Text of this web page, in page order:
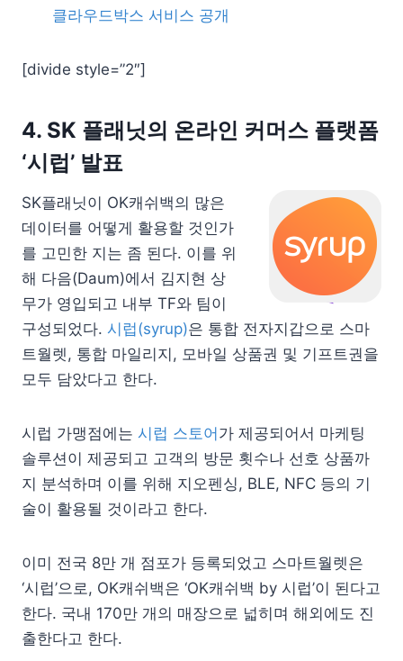
클라우드박스 서비스 공개
[divide style=”2″]
4. SK 플래닛의 온라인 커머스 플랫폼
‘시럽’ 발표
SK플래닛이 OK캐쉬백의 많은
데이터를 어떻게 활용할 것인가
를 고민한 지는 좀 된다. 이를 위
해 다음(Daum)에서 김지현 상
무가 영입되고 내부 TF와 팀이
구성되었다. 시럽(syrup)은 통합 전자지갑으로 스마
트월렛, 통합 마일리지, 모바일 상품권 및 기프트권을
모두 담았다고 한다.
시럽 가맹점에는 시럽 스토어가 제공되어서 마케팅
솔루션이 제공되고 고객의 방문 횟수나 선호 상품까
지 분석하며 이를 위해 지오펜싱, BLE, NFC 등의 기
술이 활용될 것이라고 한다.
이미 전국 8만 개 점포가 등록되었고 스마트월렛은
‘시럽’으로, OK캐쉬백은 ‘OK캐쉬백 by 시럽’이 된다고
한다. 국내 170만 개의 매장으로 넓히며 해외에도 진
출한다고 한다.